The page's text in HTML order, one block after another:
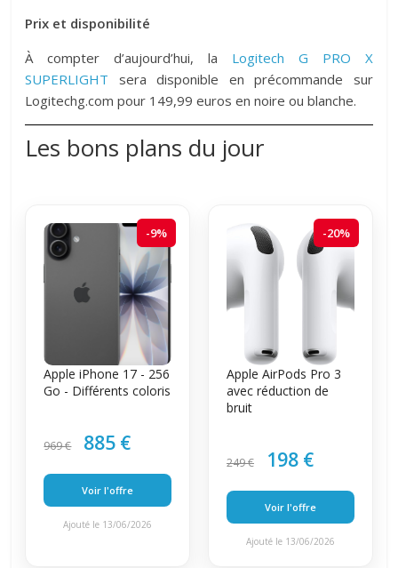
Prix et disponibilité
À compter d’aujourd’hui, la Logitech G PRO X
SUPERLIGHT sera disponible en précommande sur
Logitechg.com pour 149,99 euros en noire ou blanche.
Les bons plans du jour
-9%
Apple iPhone 17 - 256
Go - Différents coloris
969 € 885 €
Voir l'offre
Ajouté le 13/06/2026
-20%
Apple AirPods Pro 3
avec réduction de
bruit
249 € 198 €
Voir l'offre
Ajouté le 13/06/2026